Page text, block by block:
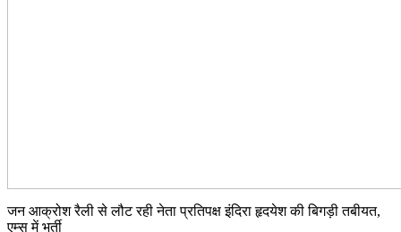
जन आक्रोश रैली से लौट रही नेता प्रतिपक्ष इंदिरा हृदयेश की बिगड़ी तबीयत,
एम्स में भर्ती